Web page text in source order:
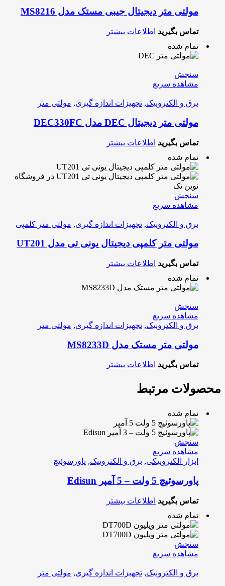
مولتی متر دیجیتال جیبی مستک مدل MS8216
تماس بگیرید اطلاعات بیشتر
تمام شده
سنجش
مشاهده سریع
برق و الکترونیک, تجهیزات اندازه گیری, مولتی متر
مولتی متر دیجیتال DEC مدل DEC330FC
تماس بگیرید اطلاعات بیشتر
تمام شده
سنجش
مشاهده سریع
برق و الکترونیک, تجهیزات اندازه گیری, مولتی متر کلمپی
مولتی متر کلمپی دیجیتال یونی تی مدل UT201
تماس بگیرید اطلاعات بیشتر
تمام شده
سنجش
مشاهده سریع
برق و الکترونیک, تجهیزات اندازه گیری, مولتی متر
مولتی متر مستک مدل MS8233D
تماس بگیرید اطلاعات بیشتر
محصولات مرتبط
تمام شده
سنجش
مشاهده سریع
ابزار الکترونیکی, برق و الکترونیک, پاورسوئیچ
پاورسوئیچ 5 ولت – 5 آمپر Edisun
تماس بگیرید اطلاعات بیشتر
تمام شده
سنجش
مشاهده سریع
برق و الکترونیک, تجهیزات اندازه گیری, مولتی متر